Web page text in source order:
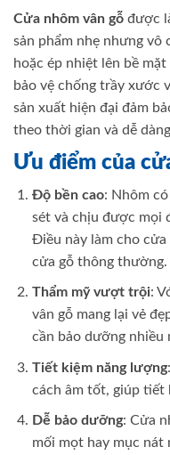
Cửa nhôm vân gỗ được
sản phẩm nhẹ nhưng vô
hoặc ép nhiệt lên bề
bảo vệ chống trầy xước
sản xuất hiện đại đảm
theo thời gian và dễ
Ưu điểm của
Độ bền cao: Nhôm
sét và chịu được mọi
Điều này làm cho
cửa gỗ thông thường.
Thẩm mỹ vượt trội:
vân gỗ mang lại vẻ
cần bảo dưỡng nhiều
Tiết kiệm năng lượng
cách âm tốt, giúp tiết
Dễ bảo dưỡng: Cửa
mối mọt hay mục nát